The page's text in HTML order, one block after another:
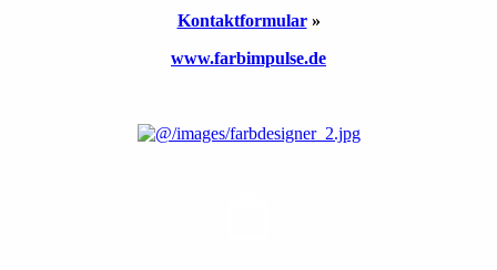
Kontakt­formular»
www.farbimpulse.de